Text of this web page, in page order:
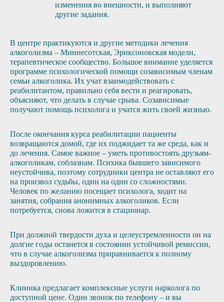
изменения во внешности, и выполняют
другие задания.
В центре практикуются и другие методики лечения
алкоголизма – Миннесотская, Эриксоновская модели,
терапевтическое сообщество. Большое внимание уделяется
программе психологической помощи созависимым членам
семьи алкоголика. Их учат взаимодействовать с
реабилитантом, правильно себя вести и реагировать,
объясняют, что делать в случае срыва. Созависимые
получают помощь психолога и учатся жить своей жизнью.
После окончания курса реабилитации пациенты
возвращаются домой, где их поджидает та же среда, как и
до лечения. Самое важное – уметь противостоять друзьям-
алкоголикам, соблазнам. Психика бывшего зависимого
неустойчива, поэтому сотрудники центра не оставляют его
на произвол судьбы, один на один со сложностями.
Человек по желанию посещает психолога, ходит на
занятия, собрания анонимных алкоголиков. Если
потребуется, снова ложится в стационар.
При должной твердости духа и целеустремленности он на
долгие годы останется в состоянии устойчивой ремиссии,
что в случае алкоголизма приравнивается к полному
выздоровлению.
Клиника предлагает комплексные услуги нарколога по
доступной цене. Один звонок по телефону – и вы